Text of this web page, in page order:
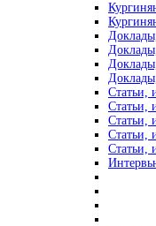
Статьи,
Статьи,
Статьи,
Статьи,
Статьи,